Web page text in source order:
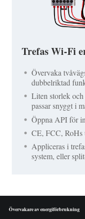
Trefas Wi-Fi
Övervaka
dubbelriktad
Liten storlek
passar snyggt i
Öppna API för
CE, FCC, RoHs
Appliceras i
system, eller
Övervakare av energiförbrukning